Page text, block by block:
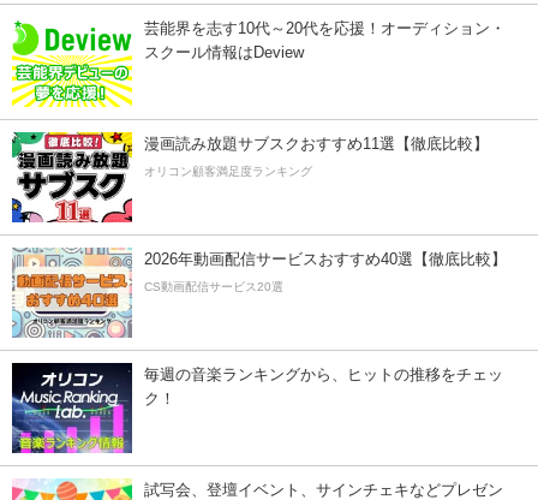
芸能界を志す10代～20代を応援！オーディション・
スクール情報はDeview
漫画読み放題サブスクおすすめ11選【徹底比較】
オリコン顧客満足度ランキング
2026年動画配信サービスおすすめ40選【徹底比較】
CS動画配信サービス20選
毎週の音楽ランキングから、ヒットの推移をチェッ
ク！
試写会、登壇イベント、サインチェキなどプレゼン